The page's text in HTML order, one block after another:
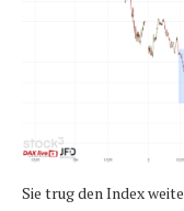
Sie trug den Index